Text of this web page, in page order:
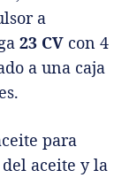
a
23 CV con 4
a una caja
para
aceite y la